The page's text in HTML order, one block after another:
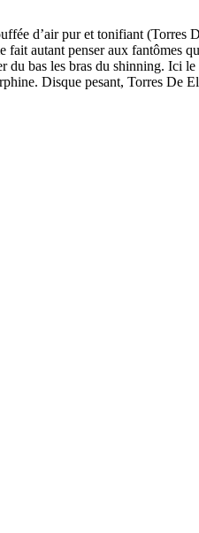
d’air pur et tonifiant (Torres
autant penser aux fantômes
bas les bras du shinning. Ici
Disque pesant, Torres De